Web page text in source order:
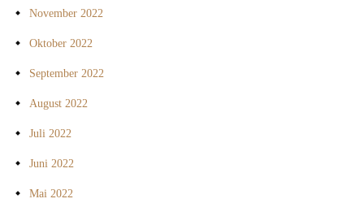
November 2022
Oktober 2022
September 2022
August 2022
Juli 2022
Juni 2022
Mai 2022